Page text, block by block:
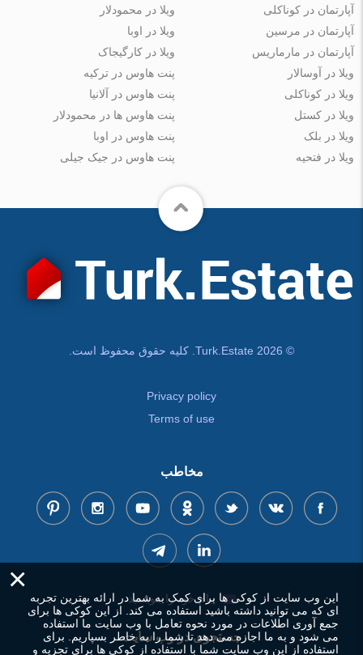
آپارتمان در کوناکلی
آپارتمان در مرسین
آپارتمان در مارماریس
ویلا در محمودلار
ویلا در اوبا
ویلا در کارگیجاک
ویلا در آوسالار
ویلا در کوناکلی
ویلا در کستل
ویلا در بلک
ویلا در فتحیه
پنت هاوس در ترکیه
پنت هاوس در آلانیا
پنت هاوس ها در محمودلار
پنت هاوس در اوبا
پنت هاوس در جیک جیلی
© Turk.Estate 2026. کلیه حقوق محفوظ است.
Privacy policy
Terms of use
مخاطب
پیام خود را بنویسید
جستجوی در وب سایت
×
این وب سایت از کوکی ها برای کمک به شما در ارائه بهترین تجربه
ای که می توانید داشته باشید استفاده می کند. از این کوکی ها برای
جمع آوری اطلاعات در مورد نحوه تعامل با وب سایت ما استفاده
می شود و به ما اجازه می دهد تا شما را به خاطر بسپاریم. برای
استفاده از این وب سایت شما با استفاده از کوکی ها برای تجزیه و